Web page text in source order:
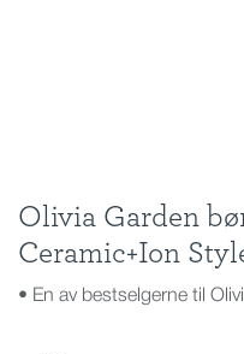
Olivia Garden
Ceramic+Ion
• En av bestselgerne til